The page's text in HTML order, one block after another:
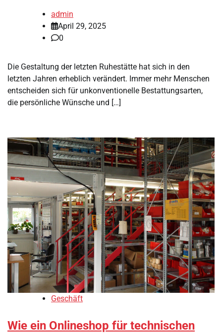
admin
April 29, 2025
0
Die Gestaltung der letzten Ruhestätte hat sich in den
letzten Jahren erheblich verändert. Immer mehr Menschen
entscheiden sich für unkonventionelle Bestattungsarten,
die persönliche Wünsche und […]
Geschäft
Wie ein Onlineshop für technischen